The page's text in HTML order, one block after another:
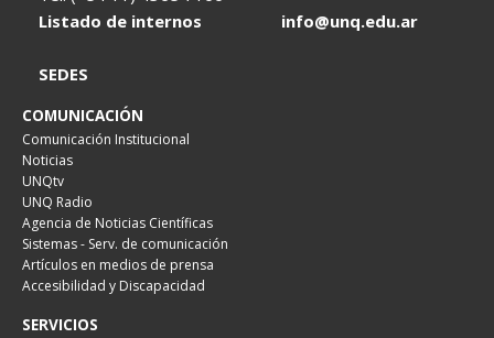
Listado de internos
info@unq.edu.ar
SEDES
COMUNICACIÓN
Comunicación Institucional
Noticias
UNQtv
UNQ Radio
Agencia de Noticias Científicas
Sistemas - Serv. de comunicación
Artículos en medios de prensa
Accesibilidad y Discapacidad
SERVICIOS